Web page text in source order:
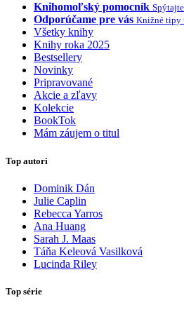
Knihomoľský pomocník
Odporúčame pre vás Knižné tipy
Všetky knihy
Knihy roka 2025
Bestsellery
Novinky
Pripravované
Akcie a zľavy
Kolekcie
BookTok
Mám záujem o titul
Top autori
Dominik Dán
Julie Caplin
Rebecca Yarros
Ana Huang
Sarah J. Maas
Táňa Keleová Vasilková
Lucinda Riley
Top série